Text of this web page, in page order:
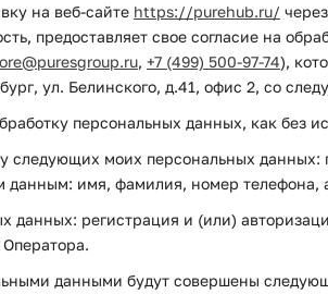
на веб-сайте https://purehub.ru/
предоставляет свое согласие на
, +7 (499) 500-97-74),
ул. Белинского, д.41, офис 2, со
персональных данных, как без
следующих моих персональных
данным: имя, фамилия, номер телефона,
данных: регистрация и (или)
данными будут совершены